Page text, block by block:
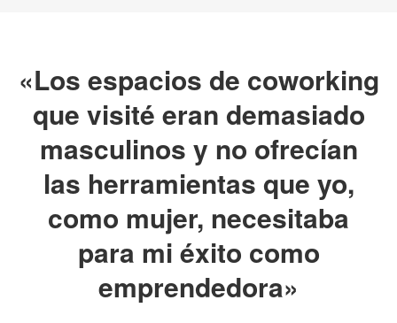
«Los espacios de coworking
que visité eran demasiado
masculinos y no ofrecían
las herramientas que yo,
como mujer, necesitaba
para mi éxito como
emprendedora»